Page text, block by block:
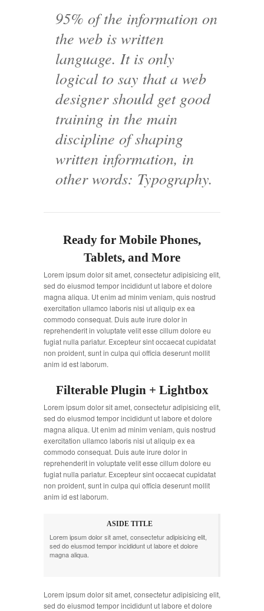
95% of the information on
the web is written
language. It is only
logical to say that a web
designer should get good
training in the main
discipline of shaping
written information, in
other words: Typography.
Ready for Mobile Phones,
Tablets, and More
Lorem ipsum dolor sit amet, consectetur adipisicing elit,
sed do eiusmod tempor incididunt ut labore et dolore
magna aliqua. Ut enim ad minim veniam, quis nostrud
exercitation ullamco laboris nisi ut aliquip ex ea
commodo consequat. Duis aute irure dolor in
reprehenderit in voluptate velit esse cillum dolore eu
fugiat nulla pariatur. Excepteur sint occaecat cupidatat
non proident, sunt in culpa qui officia deserunt mollit
anim id est laborum.
Filterable Plugin + Lightbox
Lorem ipsum dolor sit amet, consectetur adipisicing elit,
sed do eiusmod tempor incididunt ut labore et dolore
magna aliqua. Ut enim ad minim veniam, quis nostrud
exercitation ullamco laboris nisi ut aliquip ex ea
commodo consequat. Duis aute irure dolor in
reprehenderit in voluptate velit esse cillum dolore eu
fugiat nulla pariatur. Excepteur sint occaecat cupidatat
non proident, sunt in culpa qui officia deserunt mollit
anim id est laborum.
ASIDE TITLE
Lorem ipsum dolor sit amet, consectetur adipisicing elit,
sed do eiusmod tempor incididunt ut labore et dolore
magna aliqua.
Lorem ipsum dolor sit amet, consectetur adipisicing elit,
sed do eiusmod tempor incididunt ut labore et dolore